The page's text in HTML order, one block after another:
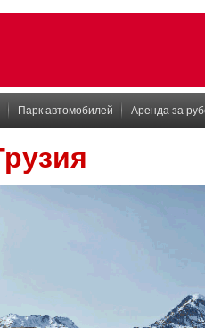
Парк автомобилей Аренда за